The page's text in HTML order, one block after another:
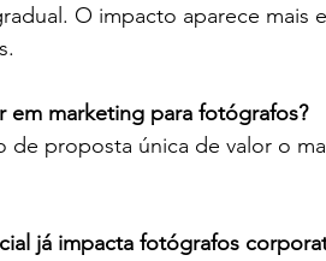
O impacto aparece
em marketing para fotógrafos?
de proposta única de valor o
já impacta fotógrafos